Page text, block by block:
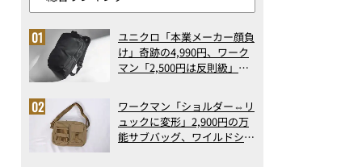
ユニクロ「本業メーカー顔負
け」奇跡の4,990円、ワーク
マン「2,500円は反則級」凄
ト3】（2026年6月版）
ワークマン「ショルダー⇔リ
ュックに変形」2,900円の万
能サブバッグ、ワイルドシン